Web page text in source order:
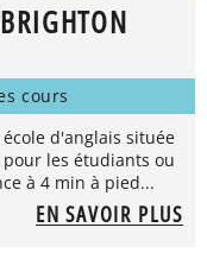
cours
d'anglais située
les étudiants ou
à 4 min à pied...
EN SAVOIR PLUS